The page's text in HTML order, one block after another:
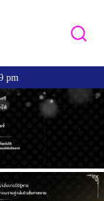
pm